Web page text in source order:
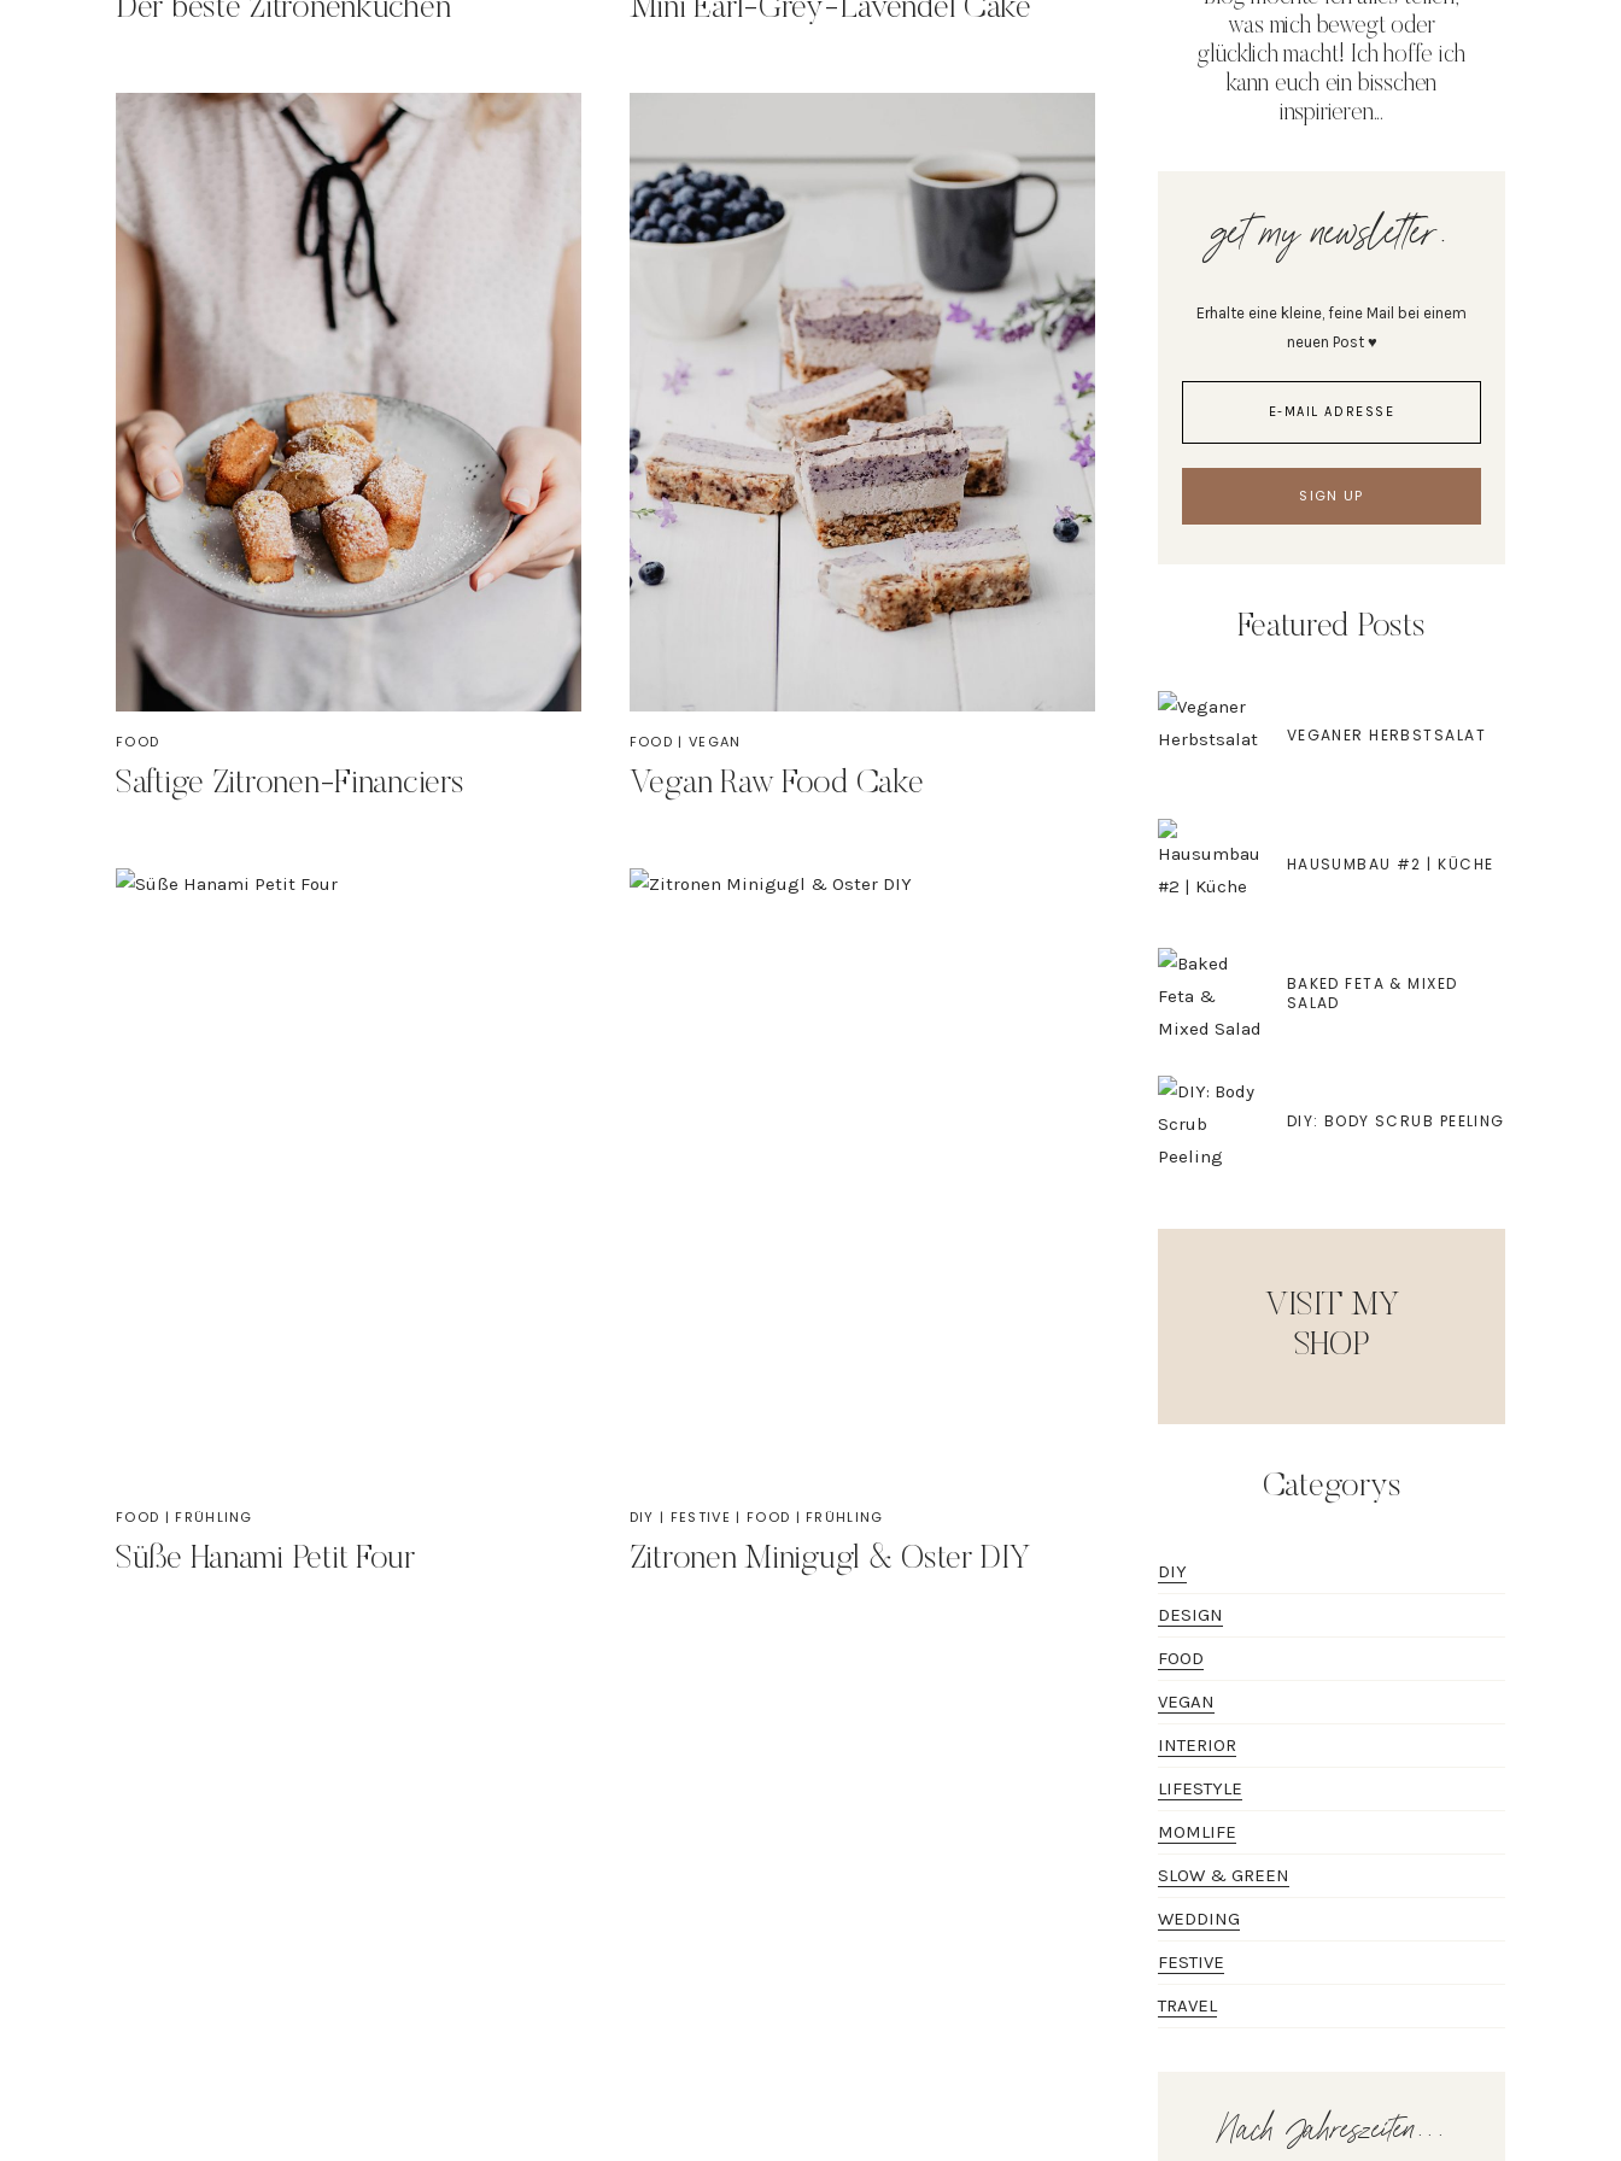
Der beste Zitronenkuchen Mini Earl-Grey-Lavendel Cake
FOOD
Saftige Zitronen-Financiers
FOOD | VEGAN
Vegan Raw Food Cake
FOOD | FRÜHLING
Süße Hanami Petit Four
DIY | FESTIVE | FOOD | FRÜHLING
Zitronen Minigugl & Oster DIY
was mich bewegt oder
glücklich macht! Ich hoffe ich
kann euch ein bisschen
inspirieren...
get my newsletter.
Erhalte eine kleine, feine Mail bei einem
neuen Post ♥
Featured Posts
VEGANER HERBSTSALAT
HAUSUMBAU #2 | KÜCHE
BAKED FETA & MIXED
SALAD
DIY: BODY SCRUB PEELING
VISIT MY
SHOP
Categorys
DIY
DESIGN
FOOD
VEGAN
INTERIOR
LIFESTYLE
MOMLIFE
SLOW & GREEN
WEDDING
FESTIVE
TRAVEL
Nach Jahreszeiten...